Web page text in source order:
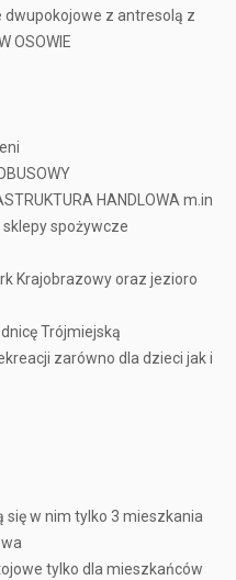
z antresolą z
OSOWIE
HANDLOWA m.in
sklepy spożywcze
Krajobrazowy oraz jezioro
Trójmiejską
zarówno dla dzieci jak i
się w nim tylko 3 mieszkania
tylko dla mieszkańców